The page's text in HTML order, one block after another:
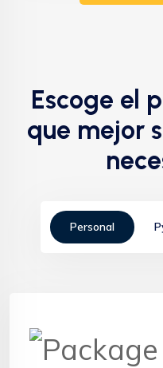
Escoge el
que mejor
Personal